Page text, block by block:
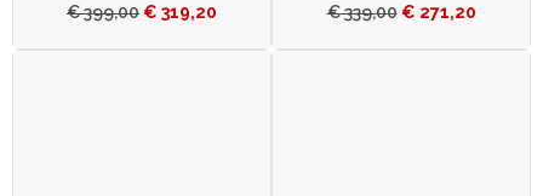
€399,00 € 319,20 €339,00 € 271,20